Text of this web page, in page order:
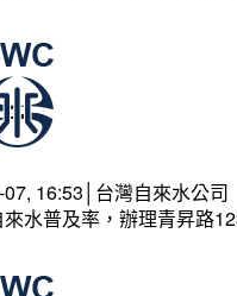
16:53│台灣自來水公司
水普及率，辦理青昇路